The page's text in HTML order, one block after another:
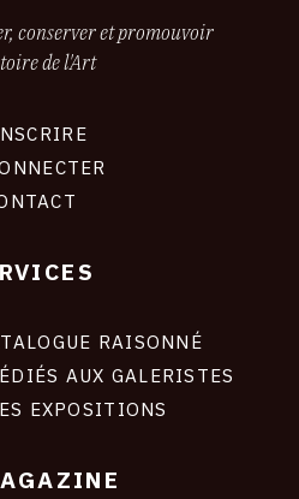
conserver et promouvoir
de l'Art
RAISONNÉ
AUX GALERISTES
EXPOSITIONS